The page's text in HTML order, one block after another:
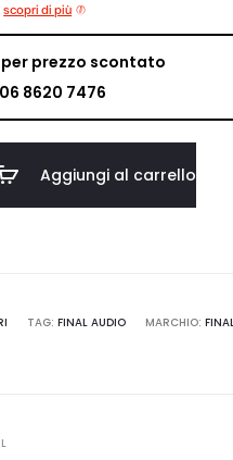
scopri di più
prezzo scontato
8620 7476
Aggiungi al carrello
TAG:FINAL AUDIO MARCHIO: